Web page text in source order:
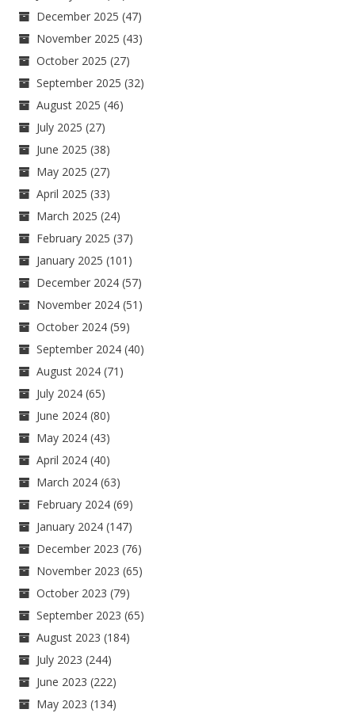
December 2025 (47)
November 2025 (43)
October 2025 (27)
September 2025 (32)
August 2025 (46)
July 2025 (27)
June 2025 (38)
May 2025 (27)
April 2025 (33)
March 2025 (24)
February 2025 (37)
January 2025 (101)
December 2024 (57)
November 2024 (51)
October 2024 (59)
September 2024 (40)
August 2024 (71)
July 2024 (65)
June 2024 (80)
May 2024 (43)
April 2024 (40)
March 2024 (63)
February 2024 (69)
January 2024 (147)
December 2023 (76)
November 2023 (65)
October 2023 (79)
September 2023 (65)
August 2023 (184)
July 2023 (244)
June 2023 (222)
May 2023 (134)